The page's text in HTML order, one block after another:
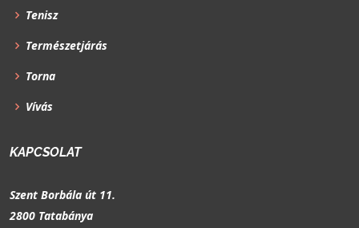
Tenisz
Természetjárás
Torna
Vívás
KAPCSOLAT
Szent Borbála út 11.
2800 Tatabánya